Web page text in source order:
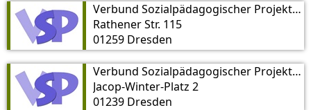
Verbund Sozialpädagogischer Projekte e.V Familienzentrum „Tapetenwechsel“
Rathener Str. 115
01259 Dresden
Verbund Sozialpädagogischer Projekte e.V.
Jacop-Winter-Platz 2
01239 Dresden